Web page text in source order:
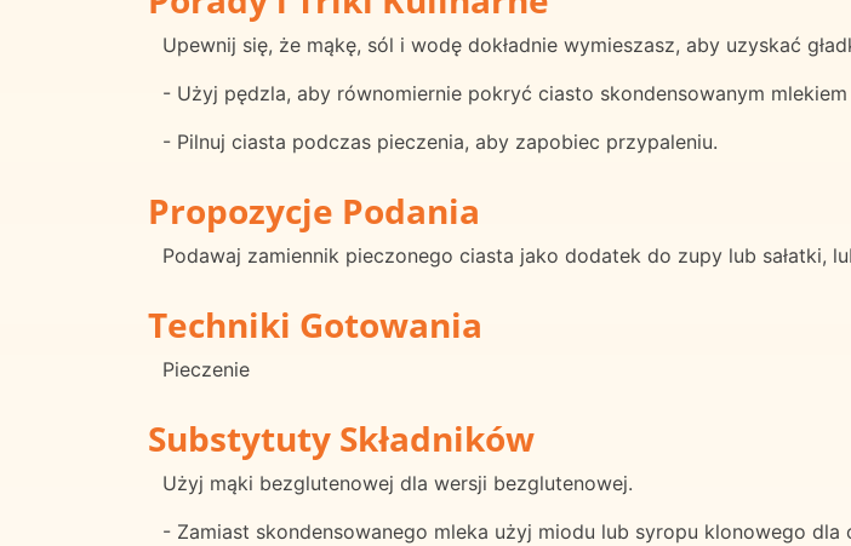
Upewnij się, że mąkę, sól i wodę dokładnie wymieszasz, aby uzyskać
- Użyj pędzla, aby równomiernie pokryć ciasto skondensowanym
- Pilnuj ciasta podczas pieczenia, aby zapobiec przypaleniu.
Propozycje Podania
Podawaj zamiennik pieczonego ciasta jako dodatek do zupy lub sałatki,
Techniki Gotowania
Pieczenie
Substytuty Składników
Użyj mąki bezglutenowej dla wersji bezglutenowej.
- Zamiast skondensowanego mleka użyj miodu lub syropu klonowego dla